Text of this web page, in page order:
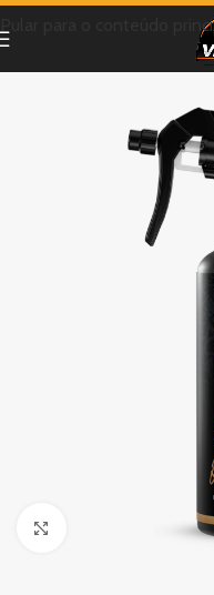
Pular para o conteúdo
Clique para ampliar